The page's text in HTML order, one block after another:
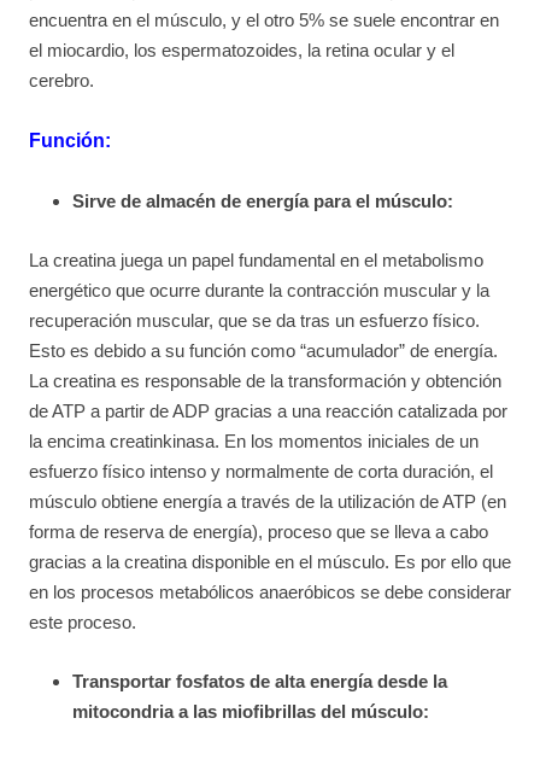
encuentra en el músculo, y el otro 5% se suele encontrar en
el miocardio, los espermatozoides, la retina ocular y el
cerebro.
Función:
Sirve de almacén de energía para el músculo:
La creatina juega un papel fundamental en el metabolismo
energético que ocurre durante la contracción muscular y la
recuperación muscular, que se da tras un esfuerzo físico.
Esto es debido a su función como “acumulador” de energía.
La creatina es responsable de la transformación y obtención
de ATP a partir de ADP gracias a una reacción catalizada por
la encima creatinkinasa. En los momentos iniciales de un
esfuerzo físico intenso y normalmente de corta duración, el
músculo obtiene energía a través de la utilización de ATP (en
forma de reserva de energía), proceso que se lleva a cabo
gracias a la creatina disponible en el músculo. Es por ello que
en los procesos metabólicos anaeróbicos se debe considerar
este proceso.
Transportar fosfatos de alta energía desde la
mitocondria a las miofibrillas del músculo: